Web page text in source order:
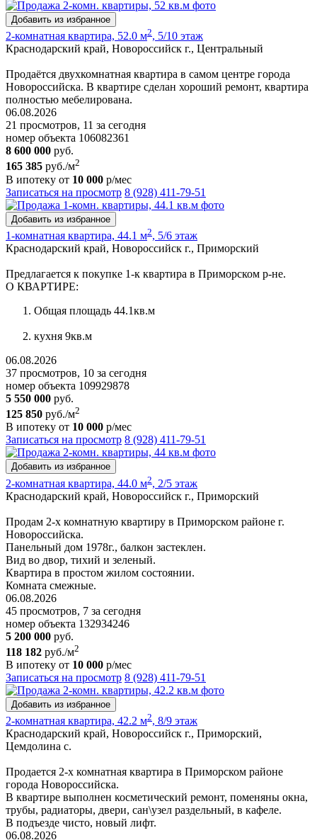
Добавить из избранное
2-комнатная квартира, 52.0 м2, 5/10 этаж
Краснодарский край, Новороссийск г., Центральный
Продаётся двухкомнатная квартира в самом центре города
Новороссийска. В квартире сделан хороший ремонт, квартира
полностью мебелирована.
06.08.2026
21 просмотров, 11 за сегодня
номер объекта 106082361
8 600 000 руб.
165 385 руб./м2
В ипотеку от 10 000 р/мес
Записаться на просмотр 8 (928) 411-79-51
Добавить из избранное
1-комнатная квартира, 44.1 м2, 5/6 этаж
Краснодарский край, Новороссийск г., Приморский
Предлагается к покупке 1-к квартира в Приморском р-не.
О КВАРТИРЕ:
Общая площадь 44.1кв.м
кухня 9кв.м
06.08.2026
37 просмотров, 10 за сегодня
номер объекта 109929878
5 550 000 руб.
125 850 руб./м2
В ипотеку от 10 000 р/мес
Записаться на просмотр 8 (928) 411-79-51
Добавить из избранное
2-комнатная квартира, 44.0 м2, 2/5 этаж
Краснодарский край, Новороссийск г., Приморский
Продам 2-х комнатную квартиру в Приморском районе г.
Новороссийска.
Панельный дом 1978г., балкон застеклен.
Вид во двор, тихий и зеленый.
Квартира в простом жилом состоянии.
Комната смежные.
06.08.2026
45 просмотров, 7 за сегодня
номер объекта 132934246
5 200 000 руб.
118 182 руб./м2
В ипотеку от 10 000 р/мес
Записаться на просмотр 8 (928) 411-79-51
Добавить из избранное
2-комнатная квартира, 42.2 м2, 8/9 этаж
Краснодарский край, Новороссийск г., Приморский,
Цемдолина с.
Продается 2-х комнатная квартира в Приморском районе
города Новороссийска.
В квартире выполнен косметический ремонт, поменяны окна,
трубы, радиаторы, двери, сан\узел раздельный, в кафеле.
В подъезде чисто, новый лифт.
06.08.2026